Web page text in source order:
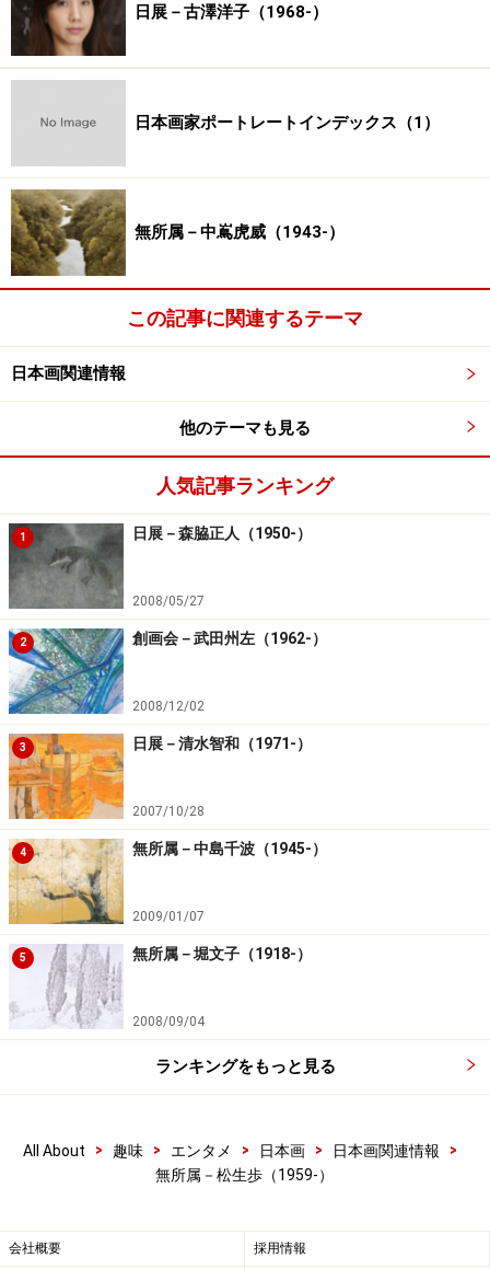
日展－古澤洋子（1968-）
日本画家ポートレートインデックス（1）
無所属－中嶌虎威（1943-）
この記事に関連するテーマ
日本画関連情報
他のテーマも見る
人気記事ランキング
1 日展－森脇正人（1950-）
2008/05/27
2 創画会－武田州左（1962-）
2008/12/02
3 日展－清水智和（1971-）
2007/10/28
4 無所属－中島千波（1945-）
2009/01/07
5 無所属－堀文子（1918-）
2008/09/04
ランキングをもっと見る
All About > 趣味 > エンタメ > 日本画 > 日本画関連情報
>
無所属－松生歩（1959-）
会社概要 採用情報